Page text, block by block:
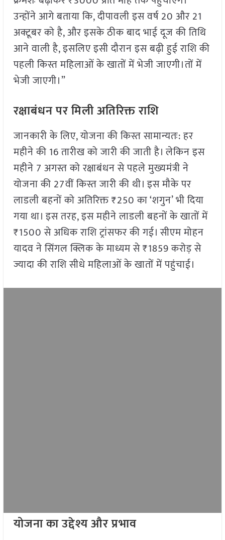
उन्होंने आगे बताया कि, दीपावली इस वर्ष 20 और 21
अक्टूबर को है, और इसके ठीक बाद भाई दूज की तिथि
आने वाली है, इसलिए इसी दौरान इस बढ़ी हुई राशि की
पहली किस्त महिलाओं के खातों में भेजी जाएगी।तों में
भेजी जाएगी।”
रक्षाबंधन पर मिली अतिरिक्त राशि
जानकारी के लिए, योजना की किस्त सामान्यतः: हर
महीने की 16 तारीख को जारी की जाती है। लेकिन इस
महीने 7 अगस्त को रक्षाबंधन से पहले मुख्यमंत्री ने
योजना की 27वीं किस्त जारी की थी। इस मौके पर
लाडली बहनों को अतिरिक्त ₹250 का ‘शगुन’ भी दिया
गया था। इस तरह, इस महीने लाडली बहनों के खातों में
₹1500 से अधिक राशि ट्रांसफर की गई। सीएम मोहन
यादव ने सिंगल क्लिक के माध्यम से ₹1859 करोड़ से
ज्यादा की राशि सीधे महिलाओं के खातों में पहुंचाई।
योजना का उद्देश्य और प्रभाव